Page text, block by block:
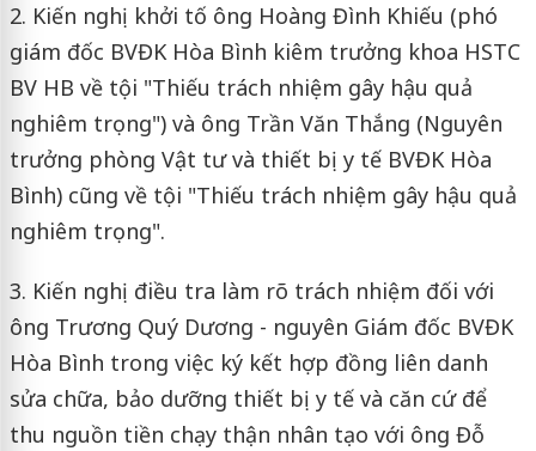
2. Kiến nghị khởi tố ông Hoàng Đình Khiếu (phó
giám đốc BVĐK Hòa Bình kiêm trưởng khoa HSTC
BV HB về tội "Thiếu trách nhiệm gây hậu quả
nghiêm trọng") và ông Trần Văn Thắng (Nguyên
trưởng phòng Vật tư và thiết bị y tế BVĐK Hòa
Bình) cũng về tội "Thiếu trách nhiệm gây hậu quả
nghiêm trọng".
3. Kiến nghị điều tra làm rõ trách nhiệm đối với
ông Trương Quý Dương - nguyên Giám đốc BVĐK
Hòa Bình trong việc ký kết hợp đồng liên danh
sửa chữa, bảo dưỡng thiết bị y tế và căn cứ để
thu nguồn tiền chạy thận nhân tạo với ông Đỗ